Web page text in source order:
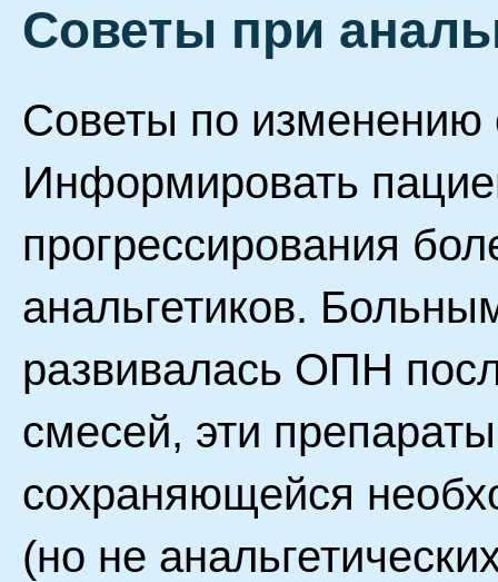
Советы при
Советы по изменению
Информировать
прогрессирования
анальгетиков.
развивалась ОПН
смесей, эти
сохраняющейся
(но не